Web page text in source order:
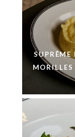
SUPRÊME
MORILLES